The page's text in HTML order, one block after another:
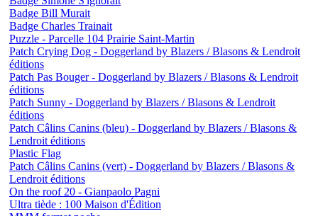
Badge Bill Murait
Badge Charles Trainait
Puzzle - Parcelle 104 Prairie Saint-Martin
Patch Crying Dog - Doggerland by Blazers / Blasons & Lendroit
éditions
Patch Pas Bouger - Doggerland by Blazers / Blasons & Lendroit
éditions
Patch Sunny - Doggerland by Blazers / Blasons & Lendroit
éditions
Patch Câlins Canins (bleu) - Doggerland by Blazers / Blasons &
Lendroit éditions
Plastic Flag
Patch Câlins Canins (vert) - Doggerland by Blazers / Blasons &
Lendroit éditions
On the roof 20 - Gianpaolo Pagni
Ultra tiède : 100 Maison d'Édition